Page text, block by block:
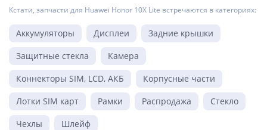
Кстати, запчасти для Huawei Honor 10X Lite встречаются в категориях:
Аккумуляторы Дисплеи
Задние крышки
Защитные стекла
Камера
Коннекторы SIM, LCD, АКБ
Корпусные части
Лотки SIM карт
Рамки Распродажа
Стекло
Чехлы
Шлейф